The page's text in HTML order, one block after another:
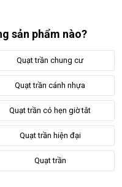
sản phẩm nào?
Quạt trần chung cư
Quạt trần cánh nhựa
Quạt trần có hẹn giờ tắt
Quạt trần hiện đại
Quạt trần